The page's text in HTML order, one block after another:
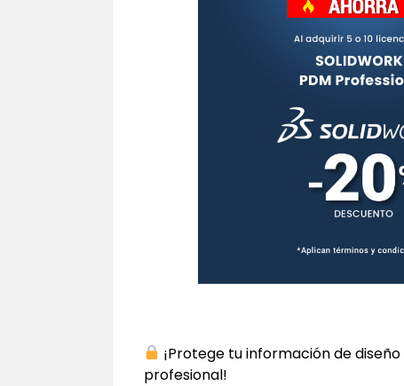
¡Protege tu información de
profesional!